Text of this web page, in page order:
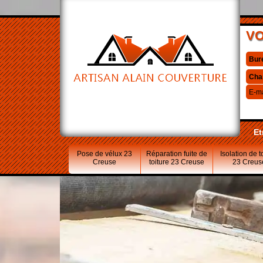
E-
Pose de vélux 23
Creuse
Réparation fuite de
toiture 23 Creuse
Isolation de
23